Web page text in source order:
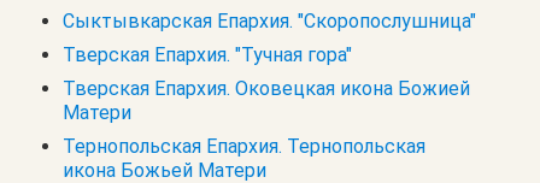
Сыктывкарская Епархия. "Скоропослушница"
Тверская Епархия. "Тучная гора"
Тверская Епархия. Оковецкая икона Божией
Матери
Тернопольская Епархия. Тернопольская
икона Божьей Матери